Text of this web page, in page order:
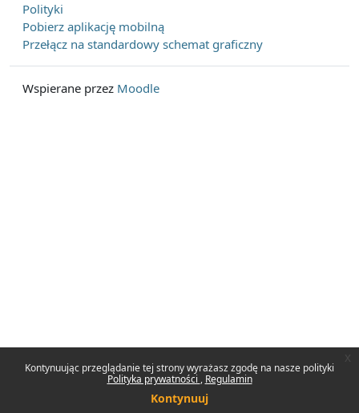
Kontynuując przeglądanie tej strony wyrażasz zgodę na nasze polityki
Polityka prywatności
Regulamin
Kontynuuj
Polityki
Pobierz aplikację mobilną
Przełącz na standardowy schemat graficzny
Wspierane przez Moodle